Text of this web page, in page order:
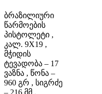
ბრაზილიური
წარმოების
პისტოლეტი ,
კალ. 9X19 ,
მჭიდის
ტევადობა – 17
ვაზნა , წონა –
960 გრ , სიგრძე
– 216 მმ ,